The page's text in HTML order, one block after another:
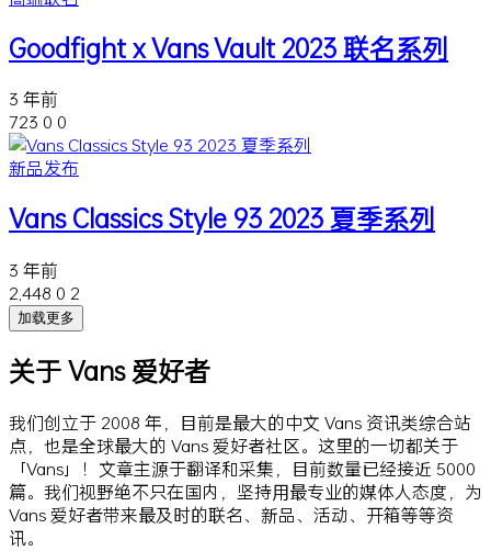
Goodfight x Vans Vault 2023 联名系列
3 年前
723 0 0
新品发布
Vans Classics Style 93 2023 夏季系列
3 年前
2,448 0 2
加载更多
关于 Vans 爱好者
我们创立于 2008 年，目前是最大的中文 Vans 资讯类综合站
点，也是全球最大的 Vans 爱好者社区。这里的一切都关于
「Vans」！文章主源于翻译和采集，目前数量已经接近 5000
篇。我们视野绝不只在国内，坚持用最专业的媒体人态度，为
Vans 爱好者带来最及时的联名、新品、活动、开箱等等资
讯。